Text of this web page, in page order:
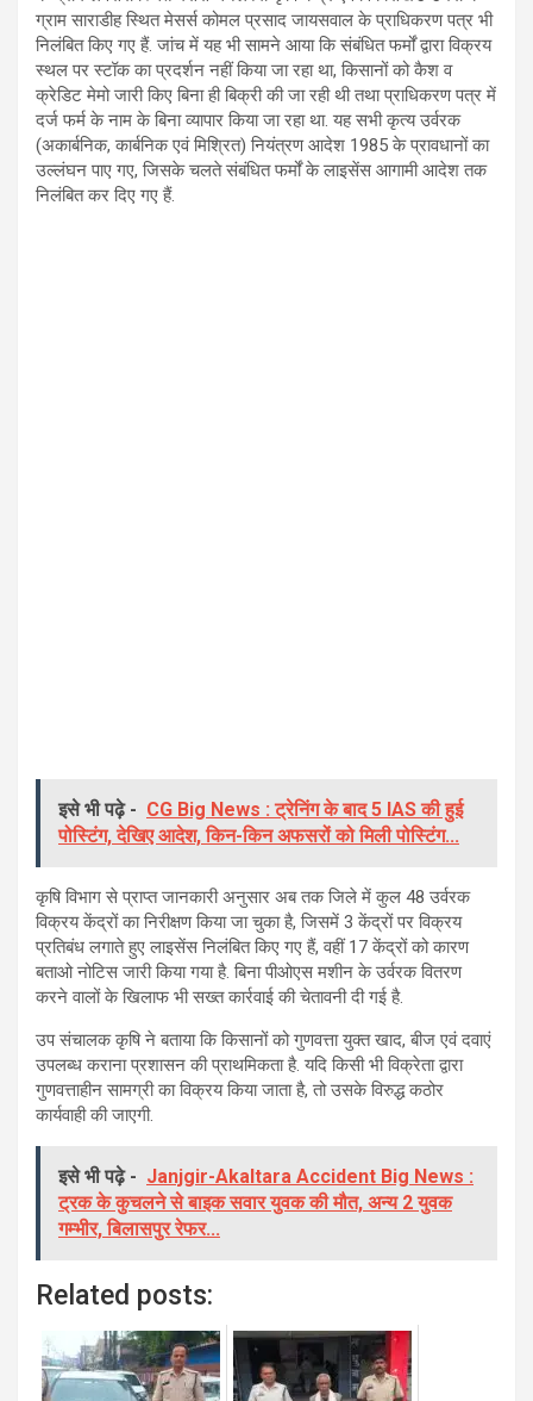
ग्राम साराडीह स्थित मेसर्स कोमल प्रसाद जायसवाल के प्राधिकरण पत्र भी
निलंबित किए गए हैं. जांच में यह भी सामने आया कि संबंधित फर्मों द्वारा विक्रय
स्थल पर स्टॉक का प्रदर्शन नहीं किया जा रहा था, किसानों को कैश व
क्रेडिट मेमो जारी किए बिना ही बिक्री की जा रही थी तथा प्राधिकरण पत्र में
दर्ज फर्म के नाम के बिना व्यापार किया जा रहा था. यह सभी कृत्य उर्वरक
(अकार्बनिक, कार्बनिक एवं मिश्रित) नियंत्रण आदेश 1985 के प्रावधानों का
उल्लंघन पाए गए, जिसके चलते संबंधित फर्मों के लाइसेंस आगामी आदेश तक
निलंबित कर दिए गए हैं.
इसे भी पढ़े - CG Big News : ट्रेनिंग के बाद 5 IAS की हुई
पोस्टिंग, देखिए आदेश, किन-किन अफसरों को मिली पोस्टिंग...
कृषि विभाग से प्राप्त जानकारी अनुसार अब तक जिले में कुल 48 उर्वरक
विक्रय केंद्रों का निरीक्षण किया जा चुका है, जिसमें 3 केंद्रों पर विक्रय
प्रतिबंध लगाते हुए लाइसेंस निलंबित किए गए हैं, वहीं 17 केंद्रों को कारण
बताओ नोटिस जारी किया गया है. बिना पीओएस मशीन के उर्वरक वितरण
करने वालों के खिलाफ भी सख्त कार्रवाई की चेतावनी दी गई है.
उप संचालक कृषि ने बताया कि किसानों को गुणवत्ता युक्त खाद, बीज एवं दवाएं
उपलब्ध कराना प्रशासन की प्राथमिकता है. यदि किसी भी विक्रेता द्वारा
गुणवत्ताहीन सामग्री का विक्रय किया जाता है, तो उसके विरुद्ध कठोर
कार्यवाही की जाएगी.
इसे भी पढ़े - Janjgir-Akaltara Accident Big News :
ट्रक के कुचलने से बाइक सवार युवक की मौत, अन्य 2 युवक
गम्भीर, बिलासपुर रेफर...
Related posts: